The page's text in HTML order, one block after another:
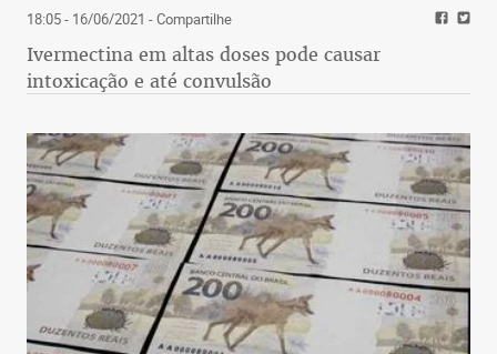
18:05 - 16/06/2021 - Compartilhe
Ivermectina em altas doses pode causar
intoxicação e até convulsão